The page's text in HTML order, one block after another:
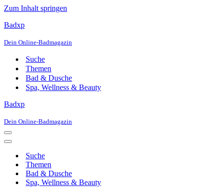
Zum Inhalt springen
Badxp
Dein Online-Badmagazin
Suche
Themen
Bad & Dusche
Spa, Wellness & Beauty
Badxp
Dein Online-Badmagazin
Navigationsmenü
Navigationsmenü
Suche
Themen
Bad & Dusche
Spa, Wellness & Beauty